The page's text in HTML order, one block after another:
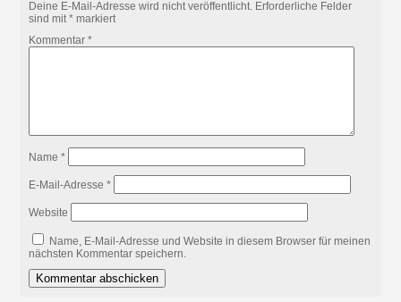
Deine E-Mail-Adresse wird nicht veröffentlicht. Erforderliche Felder
sind mit* markiert
Kommentar*
Name*
E-Mail-Adresse*
Website
Name, E-Mail-Adresse und Website in diesem Browser für meinen
nächsten Kommentar speichern.